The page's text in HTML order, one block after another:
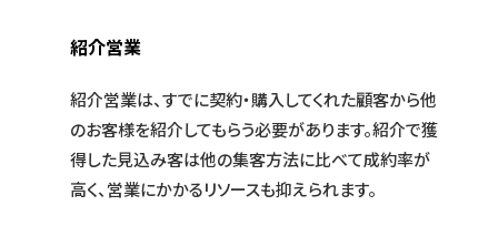
紹介営業
紹介営業は、すでに契約・購入してくれた顧客から他
のお客様を紹介してもらう必要があります。紹介で獲
得した見込み客は他の集客方法に比べて成約率が
高く、営業にかかるリソースも抑えられます。